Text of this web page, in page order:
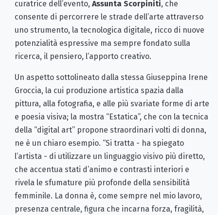
curatrice dell’evento, Assunta Scorpiniti, che
consente di percorrere le strade dell’arte attraverso
uno strumento, la tecnologica digitale, ricco di nuove
potenzialità espressive ma sempre fondato sulla
ricerca, il pensiero, l’apporto creativo.
Un aspetto sottolineato dalla stessa Giuseppina Irene
Groccia, la cui produzione artistica spazia dalla
pittura, alla fotografia, e alle più svariate forme di arte
e poesia visiva; la mostra “Estatica”, che con la tecnica
della “digital art” propone straordinari volti di donna,
ne è un chiaro esempio. “Si tratta - ha spiegato
l’artista - di utilizzare un linguaggio visivo più diretto,
che accentua stati d’animo e contrasti interiori e
rivela le sfumature più profonde della sensibilità
femminile. La donna è, come sempre nel mio lavoro,
presenza centrale, figura che incarna forza, fragilità,